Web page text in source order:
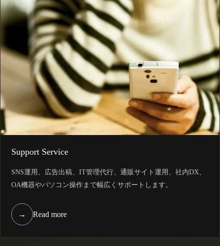
Support Service
SNS運用、広告出稿、IT管理代行、通販サイト運用、社内DX、
OA機器やパソコン操作まで幅広くサポートします。
→ Read more